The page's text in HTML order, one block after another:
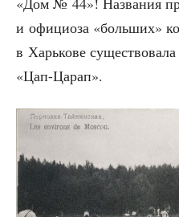
и офи­ци­о­за «боль­ших»
в Харь­ко­ве
«Цап-Царап».